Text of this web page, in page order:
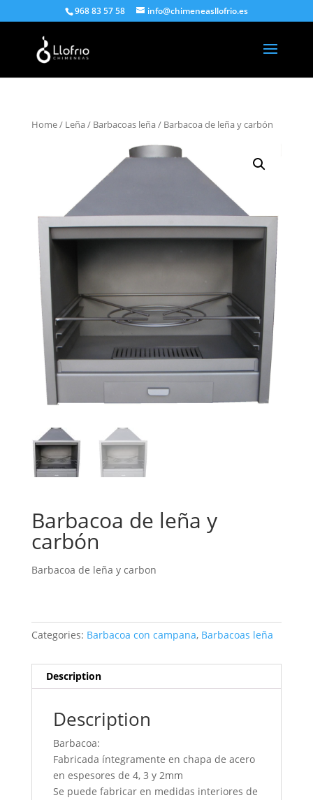
968 83 57 58 info@chimeneasllofrio.es
Home/ Leña/ Barbacoas leña/ Barbacoa de leña y carbón
Barbacoa de leña y
carbón
Barbacoa de leña y carbon
Categories: Barbacoa con campana, Barbacoas leña
Description
Description
Barbacoa:
Fabricada íntegramente en chapa de acero
en espesores de 4, 3 y 2mm
Se puede fabricar en medidas interiores de